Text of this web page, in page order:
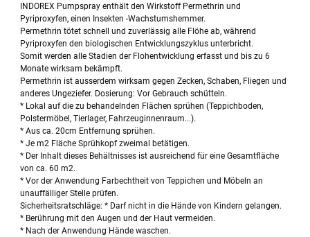
INDOREX Pumpspray enthält den Wirkstoff Permethrin und
Pyriproxyfen, einen Insekten -Wachstumshemmer.
Permethrin tötet schnell und zuverlässig alle Flöhe ab, während
Pyriproxyfen den biologischen Entwicklungszyklus unterbricht.
Somit werden alle Stadien der Flohentwicklung erfasst und bis zu 6
Monate wirksam bekämpft.
Permethrin ist ausserdem wirksam gegen Zecken, Schaben, Fliegen und
anderes Ungeziefer. Dosierung: Vor Gebrauch schütteln.
* Lokal auf die zu behandelnden Flächen sprühen (Teppichboden,
Polstermöbel, Tierlager, Fahrzeuginnenraum...).
* Aus ca. 20cm Entfernung sprühen.
* Je m2 Fläche Sprühkopf zweimal betätigen.
* Der Inhalt dieses Behältnisses ist ausreichend für eine Gesamtfläche
von ca. 60 m2.
* Vor der Anwendung Farbechtheit von Teppichen und Möbeln an
unauffälliger Stelle prüfen.
Sicherheitsratschläge: * Darf nicht in die Hände von Kindern gelangen.
* Berührung mit den Augen und der Haut vermeiden.
* Nach der Anwendung Hände waschen.